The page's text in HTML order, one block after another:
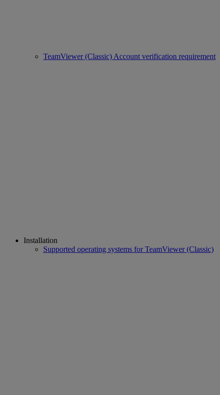
TeamViewer (Classic) Account verification requirement
Installation
Supported operating systems for TeamViewer (Classic)